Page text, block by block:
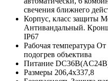
свечения ближнего
Корпус, класс защиты
Антивандальный.
IР67
Рабочая температура От
подогрев объектива
Питание
Размеры 206,4х337,8